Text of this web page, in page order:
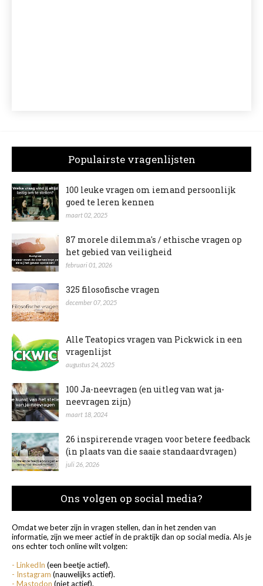
Populairste vragenlijsten
100 leuke vragen om iemand persoonlijk
goed te leren kennen
maart 02, 2025
87 morele dilemma's / ethische vragen op
het gebied van veiligheid
februari 01, 2026
325 filosofische vragen
december 07, 2025
Alle Teatopics vragen van Pickwick in een
vragenlijst
augustus 24, 2025
100 Ja-neevragen (en uitleg van wat ja-
neevragen zijn)
maart 18, 2024
26 inspirerende vragen voor betere feedback
(in plaats van die saaie standaardvragen)
juli 26, 2026
Ons volgen op social media?
Omdat we beter zijn in vragen stellen, dan in het zenden van
informatie, zijn we meer actief in de praktijk dan op social media. Als je
ons echter toch online wilt volgen:
- LinkedIn (een beetje actief).
- Instagram (nauwelijks actief).
- Mastodon (niet actief).